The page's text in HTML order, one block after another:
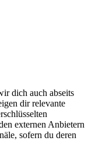
dich auch abseits
dir relevante
externen Anbietern
sofern du deren